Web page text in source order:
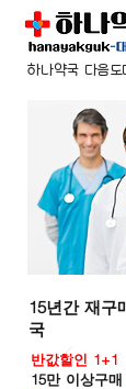
하나약국 다음도
15년간 재
국
반값할인 1+1
15만 이상구